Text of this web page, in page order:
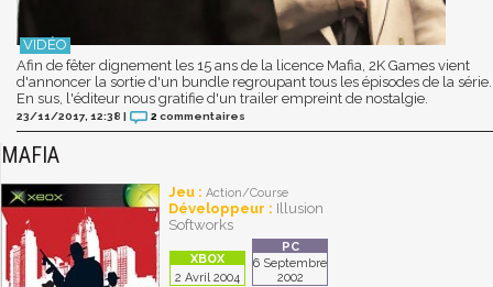
Afin de fêter dignement les 15 ans de la licence Mafia, 2K Games vient
d'annoncer la sortie d'un bundle regroupant tous les épisodes de la série.
En sus, l'éditeur nous gratifie d'un trailer empreint de nostalgie.
23/11/2017, 12:38 | 2 commentaires
MAFIA
Jeu : Action/Course
Développeur : Illusion
Softworks
2 Avril 2004
6 Septembre
2002